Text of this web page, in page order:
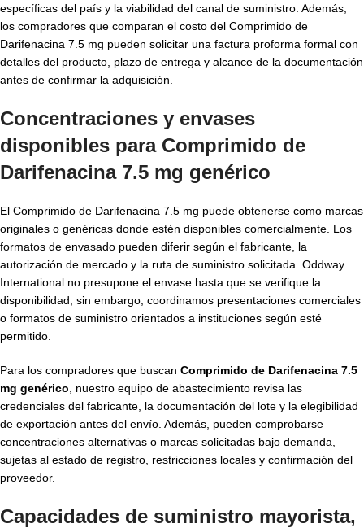
específicas del país y la viabilidad del canal de suministro. Además,
los compradores que comparan el costo del Comprimido de
Darifenacina 7.5 mg pueden solicitar una factura proforma formal con
detalles del producto, plazo de entrega y alcance de la documentación
antes de confirmar la adquisición.
Concentraciones y envases
disponibles para Comprimido de
Darifenacina 7.5 mg genérico
El Comprimido de Darifenacina 7.5 mg puede obtenerse como marcas
originales o genéricas donde estén disponibles comercialmente. Los
formatos de envasado pueden diferir según el fabricante, la
autorización de mercado y la ruta de suministro solicitada. Oddway
International no presupone el envase hasta que se verifique la
disponibilidad; sin embargo, coordinamos presentaciones comerciales
o formatos de suministro orientados a instituciones según esté
permitido.
Para los compradores que buscan Comprimido de Darifenacina 7.5
mg genérico , nuestro equipo de abastecimiento revisa las
credenciales del fabricante, la documentación del lote y la elegibilidad
de exportación antes del envío. Además, pueden comprobarse
concentraciones alternativas o marcas solicitadas bajo demanda,
sujetas al estado de registro, restricciones locales y confirmación del
proveedor.
Capacidades de suministro mayorista,